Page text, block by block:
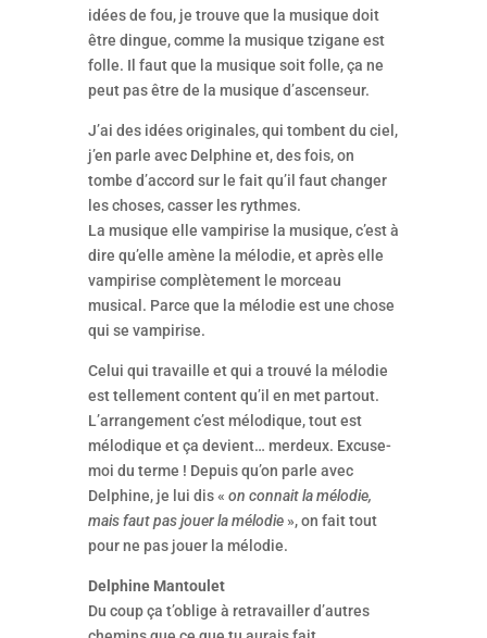
idées de fou, je trouve que la musique doit
être dingue, comme la musique tzigane est
folle. Il faut que la musique soit folle, ça ne
peut pas être de la musique d’ascenseur.
J’ai des idées originales, qui tombent du ciel,
j’en parle avec Delphine et, des fois, on
tombe d’accord sur le fait qu’il faut changer
les choses, casser les rythmes.
La musique elle vampirise la musique, c’est à
dire qu’elle amène la mélodie, et après elle
vampirise complètement le morceau
musical. Parce que la mélodie est une chose
qui se vampirise.
Celui qui travaille et qui a trouvé la mélodie
est tellement content qu’il en met partout.
L’arrangement c’est mélodique, tout est
mélodique et ça devient… merdeux. Excuse-
moi du terme ! Depuis qu’on parle avec
Delphine, je lui dis « on connait la mélodie,
mais faut pas jouer la mélodie», on fait tout
pour ne pas jouer la mélodie.
Delphine Mantoulet
Du coup ça t’oblige à retravailler d’autres